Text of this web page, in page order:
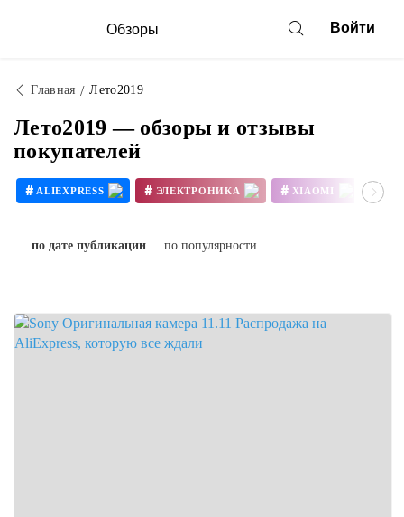
Обзоры Войти
Главная Лето2019
Лето2019 — обзоры и отзывы
покупателей
# ALIEXPRESS # ЭЛЕКТРОНИКА # XIAOMI #
по дате публикации по популярности